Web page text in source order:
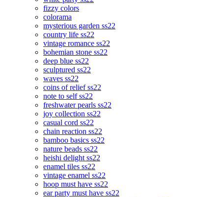
fizzy colors
colorama
mysterious garden ss22
country life ss22
vintage romance ss22
bohemian stone ss22
deep blue ss22
sculptured ss22
waves ss22
coins of relief ss22
note to self ss22
freshwater pearls ss22
joy collection ss22
casual cord ss22
chain reaction ss22
bamboo basics ss22
nature beads ss22
heishi delight ss22
enamel tiles ss22
vintage enamel ss22
hoop must have ss22
ear party must have ss22